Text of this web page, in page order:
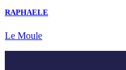
RAPHAELE
Le Moule